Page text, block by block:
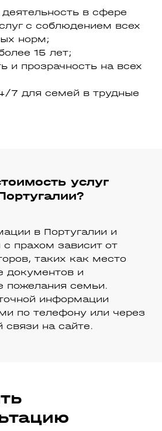
в сфере
с соблюдением всех
норм;
15 лет;
и прозрачность на всех
7 для семей в трудные
услуг
в Португалии и
прахом зависит от
таких как место
документов и
пожелания семьи.
информации
по телефону или через
связи на сайте.